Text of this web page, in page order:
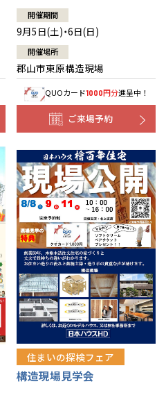
開催期間
9月5日(土)・6日(日)
開催場所
郡山市東原構造現場
QUOカード1000円分進呈中！
ご来場予約
住まいの探検フェア
構造現場見学会